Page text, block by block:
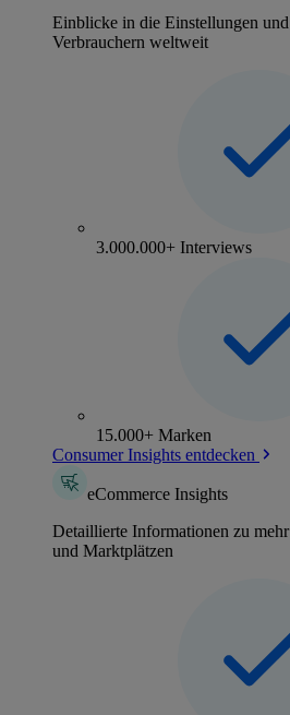
Einblicke in die Einstellungen
Verbrauchern weltweit
3.000.000+ Interviews
15.000+ Marken
Consumer Insights entdecken
eCommerce Insights
Detaillierte Informationen zu
und Marktplätzen